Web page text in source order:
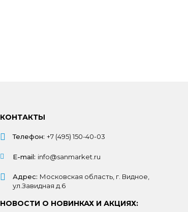
КОНТАКТЫ
Телефон: +7 (495) 150-40-03
E-mail: info@sanmarket.ru
Адрес: Московская область, г. Видное,
ул.Завидная д.6
НОВОСТИ О НОВИНКАХ И АКЦИЯХ: